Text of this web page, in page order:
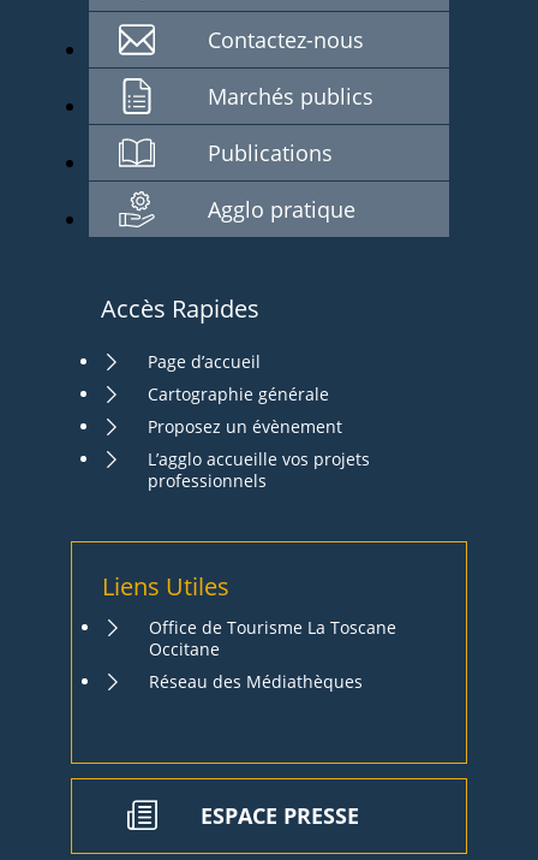
Contactez-nous
Marchés publics
Publications
Agglo pratique
Accès Rapides
Page d’accueil
Cartographie générale
Proposez un évènement
L’agglo accueille vos projets
professionnels
Liens Utiles
Office de Tourisme La Toscane
Occitane
Réseau des Médiathèques
ESPACE PRESSE